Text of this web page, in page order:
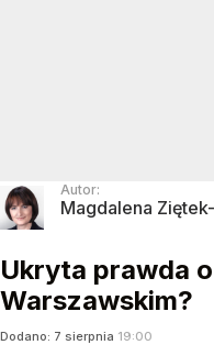
Autor:
Magdalena
Ukryta prawda
Warszawskim?
Dodano: 7 sierpnia 19:00